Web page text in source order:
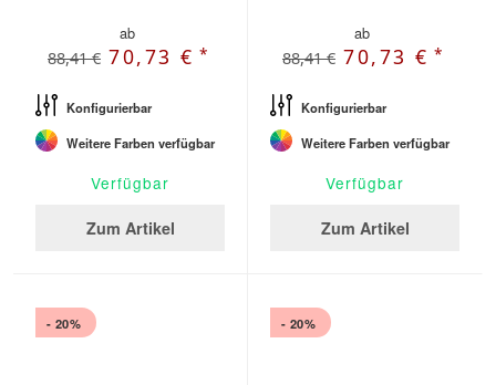
ab
88,41 € 70,73 €*
Konfigurierbar
Weitere Farben verfügbar
Verfügbar
Zum Artikel
ab
88,41 € 70,73 €*
Konfigurierbar
Weitere Farben verfügbar
Verfügbar
Zum Artikel
- 20% - 20%